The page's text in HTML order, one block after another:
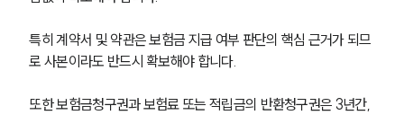
특히 계약서 및 약관은 보험금 지급 여부 판단의 핵심 근거가 되므
로 사본이라도 반드시 확보해야 합니다.
또한 보험금청구권과 보험료 또는 적립금의 반환청구권은 3년간,